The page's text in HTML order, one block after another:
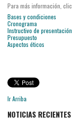
Para más información, clic
Bases y condiciones
Cronograma
Instructivo de presentación
Presupuesto
Aspectos éticos
Ir Arriba
NOTICIAS RECIENTES